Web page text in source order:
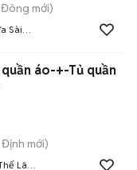
Đông mới)
Sài
áo-+-Tủ quần
Định mới)
Lâm